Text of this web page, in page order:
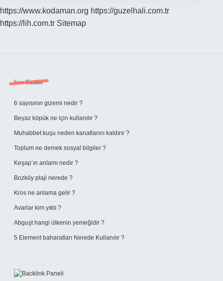
https://www.kodaman.org https://guzelhali.com.tr
https://lih.com.tr Sitemap
Sidebar
Son Yazılar
6 sayısının gizemi nedir ?
Beyaz köpük ne için kullanılır ?
Muhabbet kuşu neden kanatlarını kaldırır ?
Toplum ne demek sosyal bilgiler ?
Keşap’ın anlamı nedir ?
Bozköy plaji nerede ?
Kros ne anlama gelir ?
Avarlar kim yıktı ?
Abguşt hangi ülkenin yemeğidir ?
5 Element baharatları Nerede Kullanılır ?